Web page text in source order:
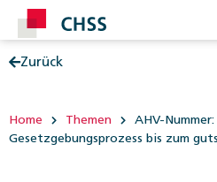
Zurück
Home Themen
AHV-
Gesetzgebungsprozess bis zum